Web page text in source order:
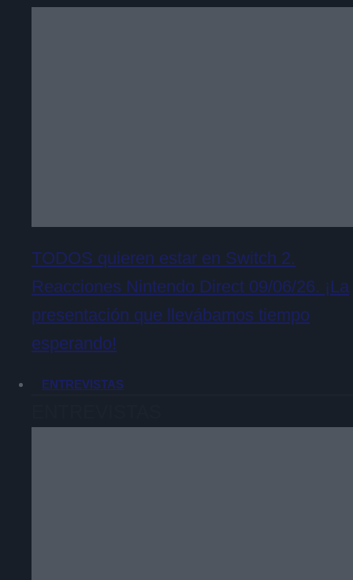
TODOS quieren estar en Switch 2.
Reacciones Nintendo Direct 09/06/26. ¡La
presentación que llevábamos tiempo
esperando!
ENTREVISTAS